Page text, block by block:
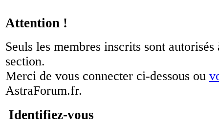
Attention !
Seuls les membres inscrits sont autorisés
section.
Merci de vous connecter ci-dessous ou
AstraForum.fr.
Identifiez-vous